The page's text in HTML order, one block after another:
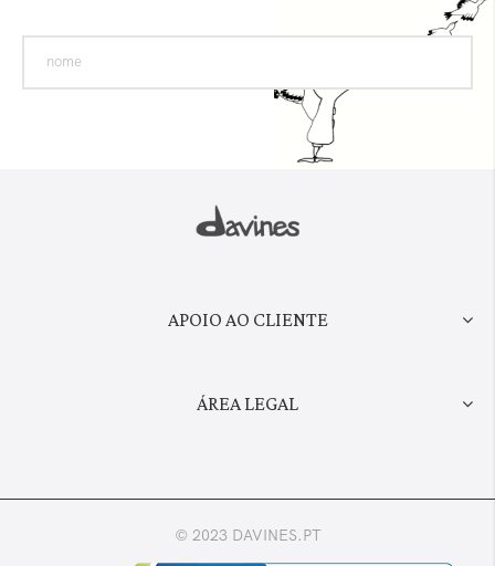
APOIO AO CLIENTE
ÁREA LEGAL
© 2023 DAVINES.PT